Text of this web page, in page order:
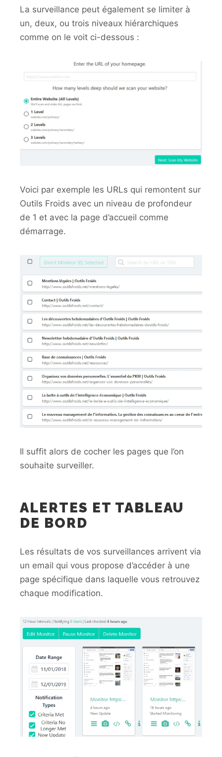
La surveillance peut également se limiter à
un, deux, ou trois niveaux hiérarchiques
comme on le voit ci-dessous :
Voici par exemple les URLs qui remontent sur
Outils Froids avec un niveau de profondeur
de 1 et avec la page d’accueil comme
démarrage.
Il suffit alors de cocher les pages que l’on
souhaite surveiller.
ALERTES ET TABLEAU
DE BORD
Les résultats de vos surveillances arrivent via
un email qui vous propose d’accéder à une
page spécifique dans laquelle vous retrouvez
chaque modification.